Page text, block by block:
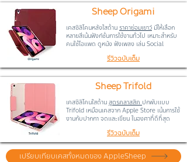
Sheep Origami
เคสซิลิโคนหลังใสด้าน ราคาย่อมเยาว์ มีให้เลือก
หลายสีเน้นฟังก์ชั่นการใช้งานทั่วไป เหมาะสำหรับ
คนใช้ไอแพด ดูหนัง ฟังเพลง เล่น Social
รีวิวฉบับเต็ม
Sheep Trifold
เคสซิลิโคนใสด้าน สูตรคลาสสิค ปกพับแบบ
Trifold เหมือนเคสจาก Apple Store เน้นการใช้
งานกับปากกา จดและเขียน ในองศาที่ดีที่สุด
รีวิวฉบับเต็ม
เปรียบเทียบเคสทั้งหมดของ AppleSheep